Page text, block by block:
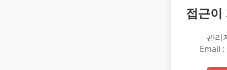
접근이
관리
Email